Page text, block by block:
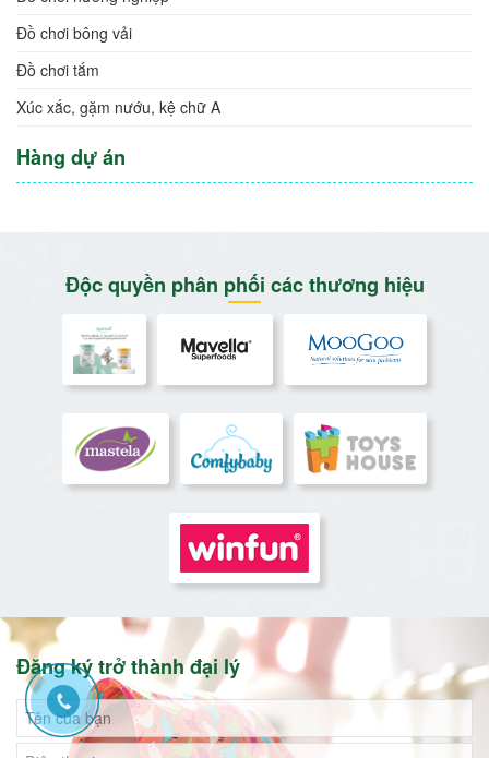
Đồ chơi âm nhạc
Đồ chơi lắp ghép xếp hình
Quây, xích đu, cầu trượt
Đồ chơi bông vải
Hàng dự án
Độc quyền phân phối các thương hiệu